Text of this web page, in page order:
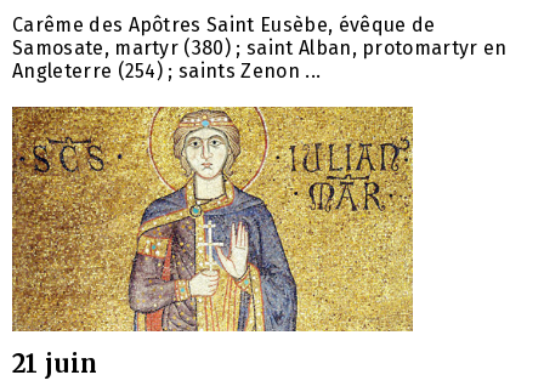
Carême des Apôtres Saint Eusèbe, évêque de
Samosate, martyr (380) ; saint Alban, protomartyr en
Angleterre (254) ; saints Zenon ...
21 juin